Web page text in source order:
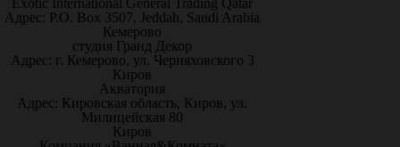
Exotic International General Trading Qatar
Адрес: P.O. Box 3507, Jeddah, Saudi Arabia
Кемерово
студия Гранд Декор
Адрес: г. Кемерово, ул. Черняховского 3
Киров
Акватория
Адрес: Кировская область, Киров, ул.
Милицейская 80
Киров